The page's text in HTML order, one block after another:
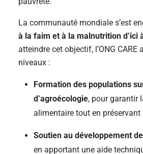
La communauté mondiale s’est
à la faim et à la malnutrition d’ici
atteindre cet objectif, l’ONG CARE
niveaux :
Formation des populations
d’agroécologie, pour garantir
alimentaire tout en préservant
Soutien au développement
en apportant une aide